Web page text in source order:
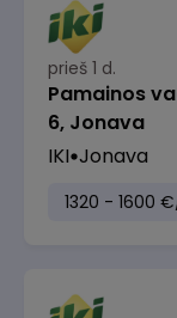
prieš 1 d.
Pamainos
6, Jonava
IKI Jonava
1320 - 1600